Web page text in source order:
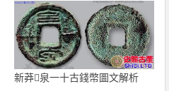
新莽泉一十古錢幣圖文解析